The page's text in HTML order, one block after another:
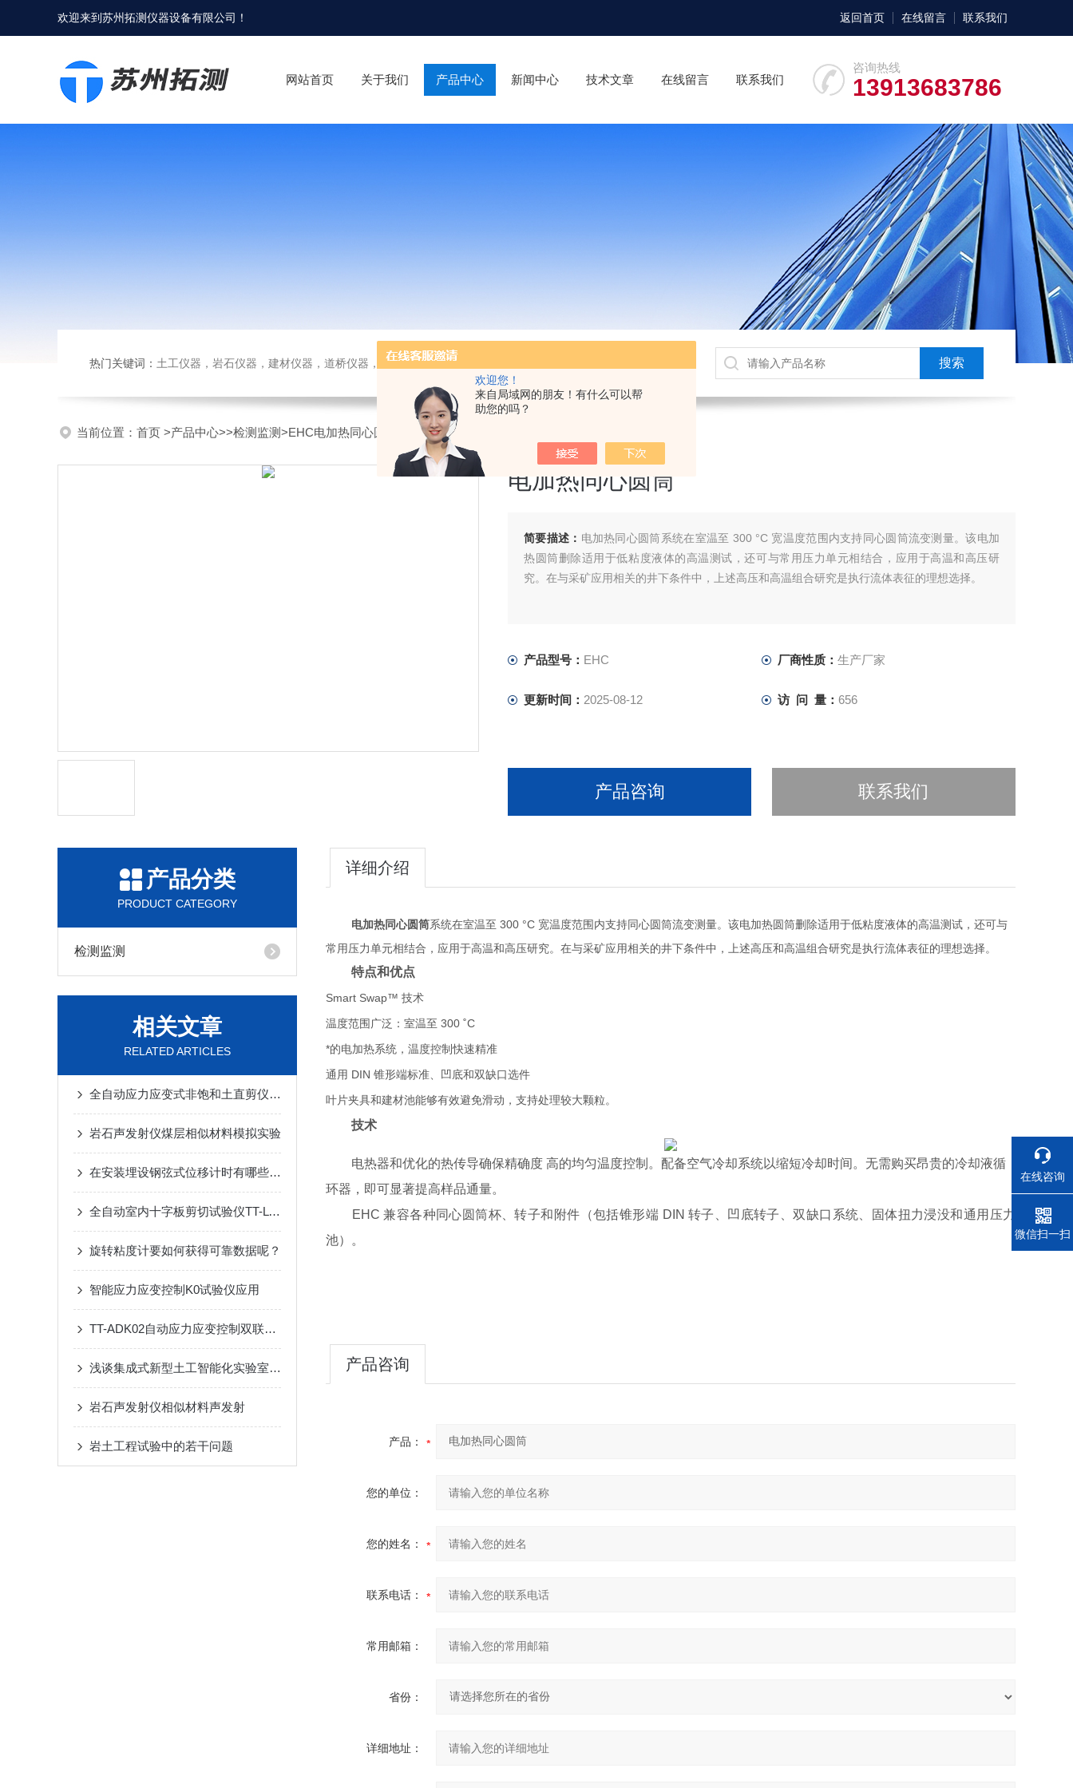
欢迎您！
来自局域网的朋友！有什么可以帮
助您的吗？
欢迎来到苏州拓测仪器设备有限公司 ！ 返回首页 在线留言 联系我们
咨询热线
13913683786
网站首页 关于我们 产品中心 新闻中心 技术文章 在线留言 联系我们
热门关键词： 土工仪器，岩石仪器，建材仪器，道桥仪器，检测仪器，检测仪器，物探仪器，勘察仪器，试验机试验箱，整体方案
当前位置： 首页 >产品中心>>检测监测>EHC电加热同心圆筒
电加热同心圆筒
简要描述： 电加热同心圆筒系统在室温至 300 °C 宽温度范围内支持同心圆筒流变测量。该电加
热圆筒删除适用于低粘度液体的高温测试，还可与常用压力单元相结合，应用于高温和高压研
究。在与采矿应用相关的井下条件中，上述高压和高温组合研究是执行流体表征的理想选择。
产品型号： EHC 厂商性质： 生产厂家
更新时间： 2025-08-12 访 问 量： 656
产品咨询 联系我们
产品分类
PRODUCT CATEGORY
检测监测
相关文章
RELATED ARTICLES
全自动应力应变式非饱和土直剪仪TT-2UM-苏州拓测仪器设备有限公司
岩石声发射仪煤层相似材料模拟实验
在安装埋设钢弦式位移计时有哪些要求你知道么
全自动室内十字板剪切试验仪TT-LVS-苏州拓测仪器设备有限公司
旋转粘度计要如何获得可靠数据呢？
智能应力应变控制K0试验仪应用
TT-ADK02自动应力应变控制双联K0固结仪
浅谈集成式新型土工智能化实验室建设
岩石声发射仪相似材料声发射
岩土工程试验中的若干问题
详细介绍
电加热同心圆筒系统在室温至 300 °C 宽温度范围内支持同心圆筒流变测量。该电加热圆筒删除适用于低粘度液体的高温测试，还可与
常用压力单元相结合，应用于高温和高压研究。在与采矿应用相关的井下条件中，上述高压和高温组合研究是执行流体表征的理想选择。
特点和优点
Smart Swap™ 技术
温度范围广泛：室温至 300 ˚C
*的电加热系统，温度控制快速精准
通用 DIN 锥形端标准、凹底和双缺口选件
叶片夹具和建材池能够有效避免滑动，支持处理较大颗粒。
技术
电热器和优化的热传导确保精确度 高的均匀温度控制。配备空气冷却系统以缩短冷却时间。无需购买昂贵的冷却液循
环器，即可显著提高样品通量。
EHC 兼容各种同心圆筒杯、转子和附件（包括锥形端 DIN 转子、凹底转子、双缺口系统、固体扭力浸没和通用压力
池）。
产品咨询
产品：
您的单位：
您的姓名：
联系电话：
常用邮箱：
省份：
详细地址：
在线咨询
电话
微信扫一扫